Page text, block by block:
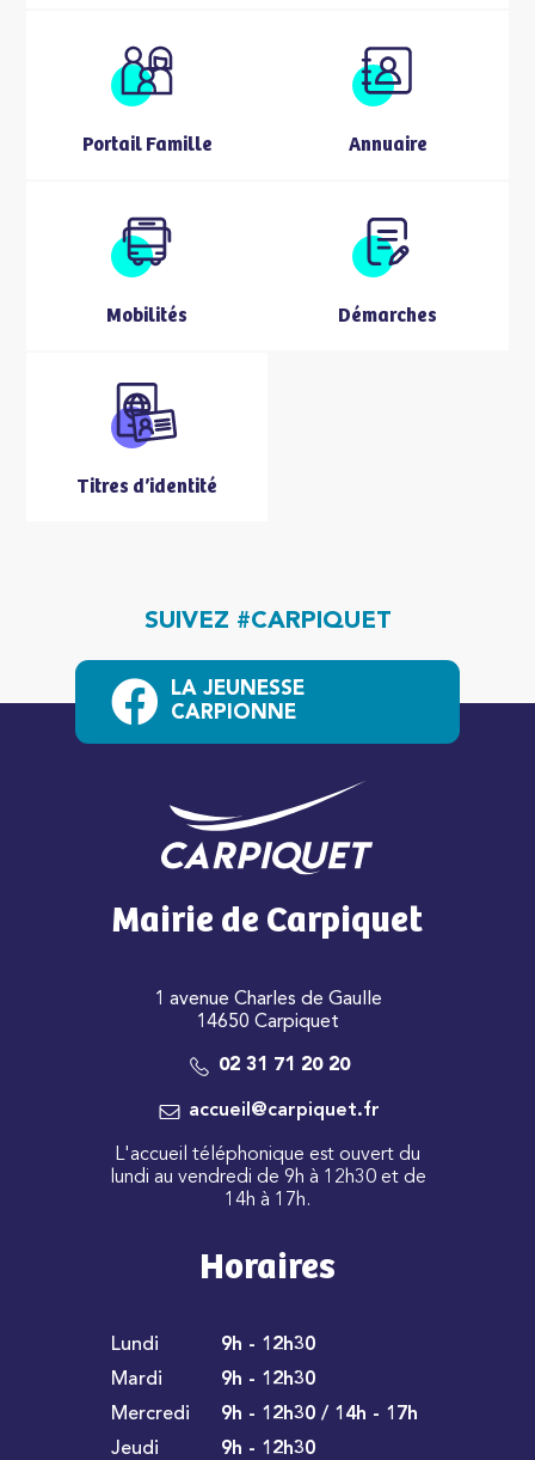
Portail Famille Annuaire
Mobilités Démarches
Titres d’identité
SUIVEZ #CARPIQUET
LA JEUNESSE
CARPIONNE
Mairie de Carpiquet
1 avenue Charles de Gaulle
14650 Carpiquet
02 31 71 20 20
accueil@carpiquet.fr
L'accueil téléphonique est ouvert du
lundi au vendredi de 9h à 12h30 et de
14h à 17h.
Horaires
Lundi
9h - 12h30
Mardi
9h - 12h30
Mercredi
9h - 12h30 / 14h - 17h
Jeudi
9h - 12h30